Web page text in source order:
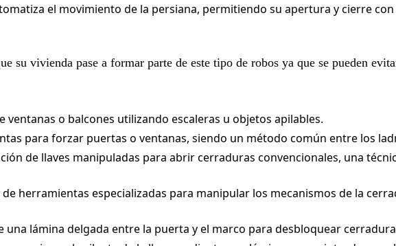
el movimiento de la persiana, permitiendo su apertura y cierre
su vivienda pase a formar parte de este tipo de robos ya que se pueden
ventanas o balcones utilizando escaleras u objetos apilables.
para forzar puertas o ventanas, siendo un método común entre los
de llaves manipuladas para abrir cerraduras convencionales, una
de herramientas especializadas para manipular los mecanismos de la
una lámina delgada entre la puerta y el marco para desbloquear